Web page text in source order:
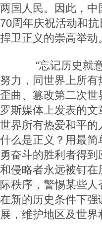
两国人民。因此，
70周年庆祝活动和
捍卫正义的崇高举动
“忘记历史就意
努力，同世界上所
歪曲、篡改第二次世
罗斯媒体上发表的
世界所有热爱和平
什么是正义？用最
勇奋斗的胜利者得
和侵略者永远被钉
际秩序，警惕某些
在新的历史条件下
展，维护地区及世